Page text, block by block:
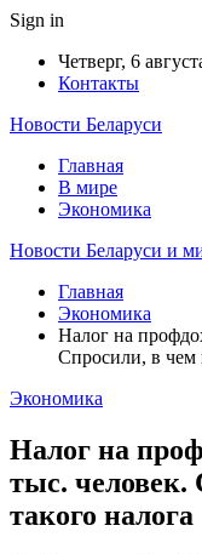
Sign in
Четверг, 6
Контакты
Новости Беларуси
Главная
В мире
Экономика
Новости Беларуси и
Главная
Экономика
Налог на
Спросили, в чем
Экономика
Налог на
тыс.
такого налога